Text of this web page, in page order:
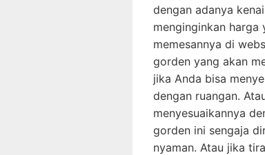
dengan adanya
menginginkan harga
memesannya di
gorden yang akan
jika Anda bisa
dengan ruangan.
menyesuaikannya
gorden ini sengaja
nyaman. Atau jika